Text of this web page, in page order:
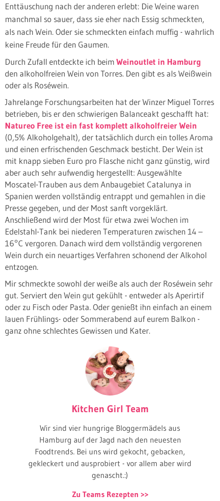
Enttäuschung nach der anderen erlebt: Die Weine waren
manchmal so sauer, dass sie eher nach Essig schmeckten,
als nach Wein. Oder sie schmeckten einfach muffig - wahrlich
keine Freude für den Gaumen.
Durch Zufall entdeckte ich beim Weinoutlet in Hamburg
den alkoholfreien Wein von Torres. Den gibt es als Weißwein
oder als Roséwein.
Jahrelange Forschungsarbeiten hat der Winzer Miguel Torres
betrieben, bis er den schwierigen Balanceakt geschafft hat:
Natureo Free ist ein fast komplett alkoholfreier Wein
(0,5% Alkoholgehalt), der tatsächlich durch ein tolles Aroma
und einen erfrischenden Geschmack besticht. Der Wein ist
mit knapp sieben Euro pro Flasche nicht ganz günstig, wird
aber auch sehr aufwendig hergestellt: Ausgewählte
Moscatel-Trauben aus dem Anbaugebiet Catalunya in
Spanien werden vollständig entrappt und gemahlen in die
Presse gegeben, und der Most sanft vorgeklärt.
Anschließend wird der Most für etwa zwei Wochen im
Edelstahl-Tank bei niederen Temperaturen zwischen 14 –
16°C vergoren. Danach wird dem vollständig vergorenen
Wein durch ein neuartiges Verfahren schonend der Alkohol
entzogen.
Mir schmeckte sowohl der weiße als auch der Roséwein sehr
gut. Serviert den Wein gut gekühlt - entweder als Aperirtif
oder zu Fisch oder Pasta. Oder genießt ihn einfach an einem
lauen Frühlings- oder Sommerabend auf eurem Balkon -
ganz ohne schlechtes Gewissen und Kater.
Kitchen Girl Team
Wir sind vier hungrige Bloggermädels aus
Hamburg auf der Jagd nach den neuesten
Foodtrends. Bei uns wird gekocht, gebacken,
gekleckert und ausprobiert - vor allem aber wird
genascht.:)
Zu Teams Rezepten